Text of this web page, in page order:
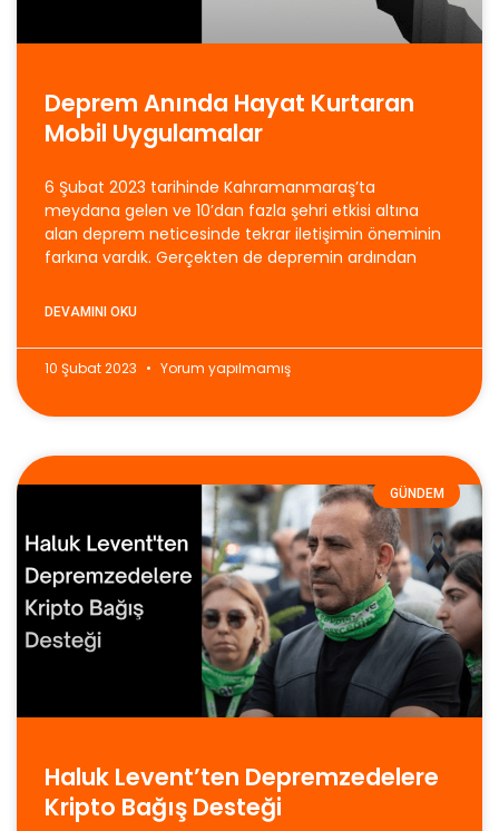
Deprem Anında Hayat Kurtaran
Mobil Uygulamalar
6 Şubat 2023 tarihinde Kahramanmaraş’ta
meydana gelen ve 10’dan fazla şehri etkisi altına
alan deprem neticesinde tekrar iletişimin öneminin
farkına vardık. Gerçekten de depremin ardından
DEVAMINI OKU
10 Şubat 2023 Yorum yapılmamış
GÜNDEM
Haluk Levent’ten Depremzedelere
Kripto Bağış Desteği